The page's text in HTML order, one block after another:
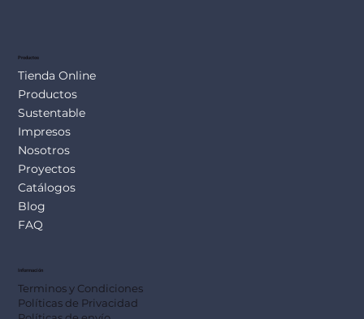
Productos
Tienda Online
Productos
Sustentable
Impresos
Nosotros
Proyectos
Catálogos
Blog
FAQ
Información
Terminos y Condiciones
Políticas de Privacidad